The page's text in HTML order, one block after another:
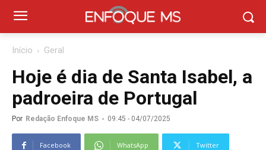
Início Geral
Hoje é dia de Santa Isabel, a
padroeira de Portugal
Por Redação Enfoque MS - 09:45 - 04/07/2025
Facebook WhatsApp Twitter